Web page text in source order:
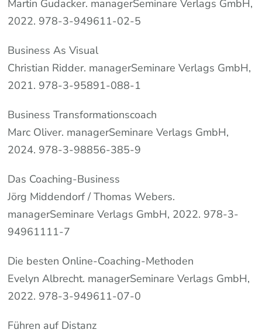
Martin Gudacker. managerSeminare Verlags GmbH,
2022. 978-3-949611-02-5
Business As Visual
Christian Ridder. managerSeminare Verlags GmbH,
2021. 978-3-95891-088-1
Business Transformationscoach
Marc Oliver. managerSeminare Verlags GmbH,
2024. 978-3-98856-385-9
Das Coaching-Business
Jörg Middendorf / Thomas Webers.
managerSeminare Verlags GmbH, 2022. 978-3-
94961111-7
Die besten Online-Coaching-Methoden
Evelyn Albrecht. managerSeminare Verlags GmbH,
2022. 978-3-949611-07-0
Führen auf Distanz